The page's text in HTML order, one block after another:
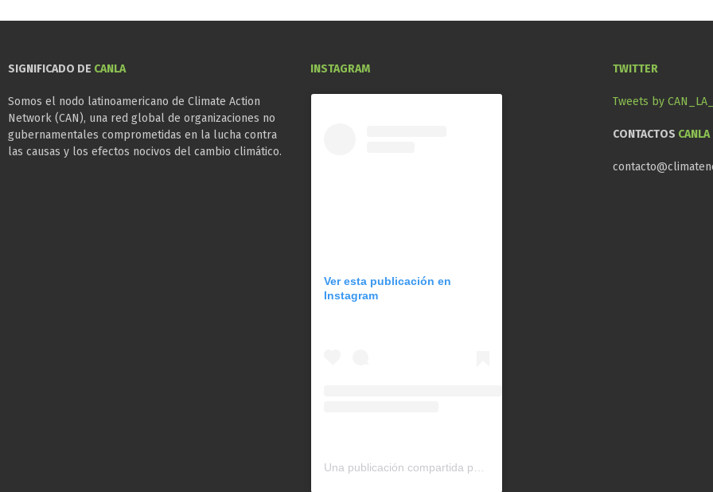
SIGNIFICADO DE CANLA
Somos el nodo latinoamericano de Climate Action
Network (CAN), una red global de organizaciones no
gubernamentales comprometidas en la lucha contra
las causas y los efectos nocivos del cambio climático.
INSTAGRAM
Ver esta publicación en
Instagram
TWITTER
Tweets by
CONTACTOS CANLA